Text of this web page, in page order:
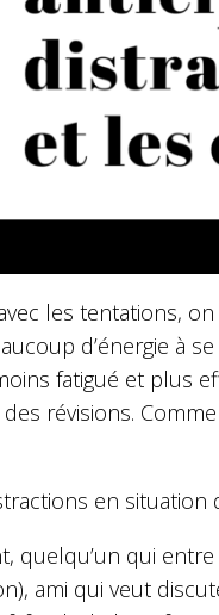
les tentations,
d’énergie à
fatigué et plus
révisions.
en situation
quelqu’un qui
ami qui veut